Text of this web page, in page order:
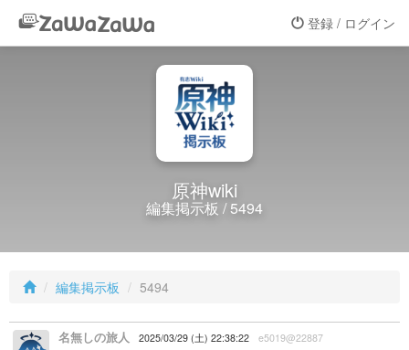
登録 / ログイン
原神wiki
編集掲示板 / 5494
編集掲示板 5494
名無しの旅人 2025/03/29 (土) 22:38:22 e5019@22887